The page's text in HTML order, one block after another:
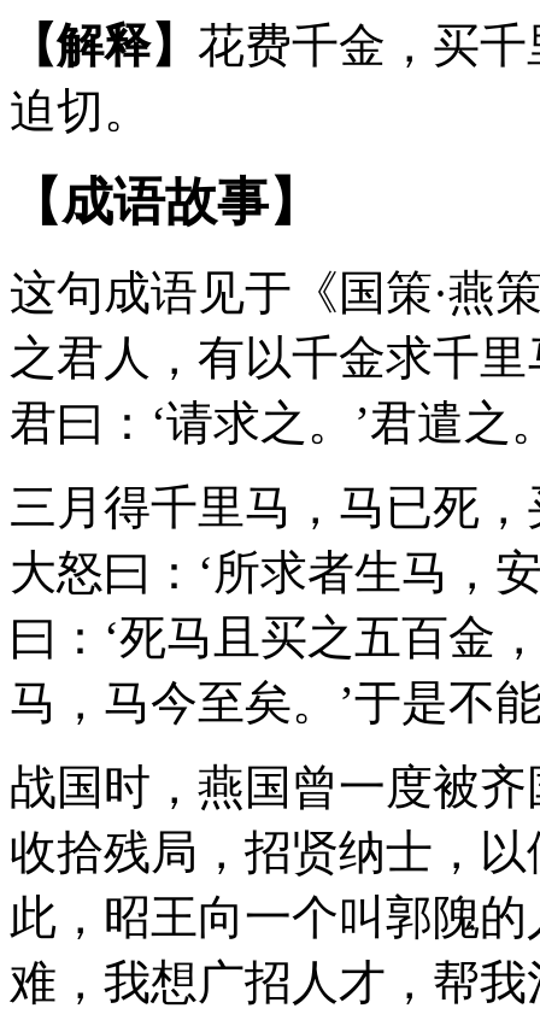
【解释】 花费千金，买
迫切。
【成语故事】
这句成语见于《国策·燕
之君人，有以千金求千
君曰：‘请求之。’君遣之
三月得千里马，马已死
大怒曰：‘所求者生马，
曰：‘死马且买之五百金
马，马今至矣。’于是不
战国时，燕国曾一度被
收拾残局，招贤纳士，
此，昭王向一个叫郭隗
难，我想广招人才，帮